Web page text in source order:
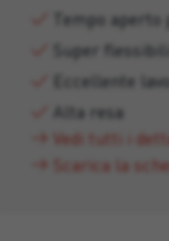
Tempo
Super
Eccellente
Alta resa
Vedi tutti i
Scarica la